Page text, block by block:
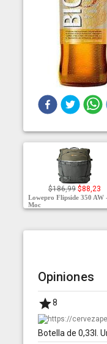
$186,99 $88,23
Lowepro Flipside 350 AW
Moc
Opiniones
8
Botella de 0,33l.